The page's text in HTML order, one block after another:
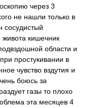
через 3
не нашли только в
сосудистый
живота кишечник
области и
простукивании в
чувство вздутия и
боюсь за
газы то плохо
эта месяцев 4